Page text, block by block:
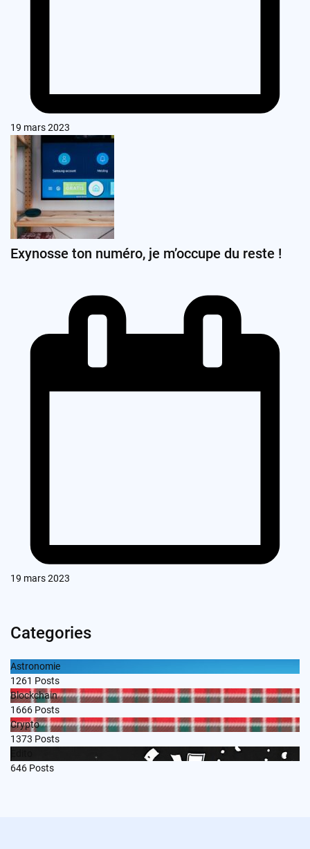
19 mars 2023
Exynosse ton numéro, je m’occupe du reste !
19 mars 2023
Categories
Astronomie
1261 Posts
Blockchain
1666 Posts
Crypto
1373 Posts
646 Posts